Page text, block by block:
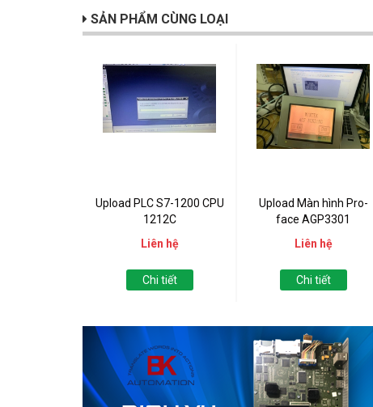
SẢN PHẨM CÙNG LOẠI
Upload PLC S7-1200 CPU
1212C
Liên hệ
Chi tiết
Upload Màn hình Pro-
face AGP3301
Liên hệ
Chi tiết